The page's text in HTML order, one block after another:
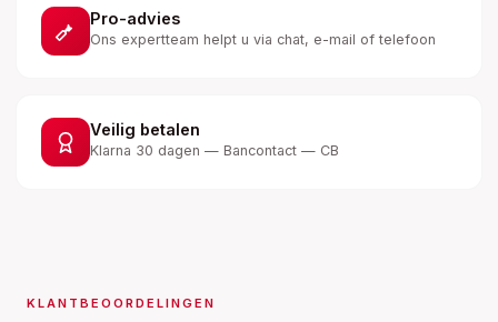
Pro-advies
Ons expertteam helpt u via chat, e-mail of telefoon
Veilig betalen
Klarna 30 dagen — Bancontact — CB
KLANTBEOORDELINGEN